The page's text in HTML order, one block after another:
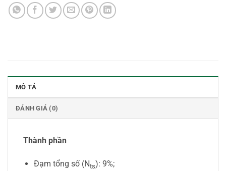
MÔ TẢ
ĐÁNH GIÁ (0)
Thành phần
Đạm tổng số (Nts): 9%;